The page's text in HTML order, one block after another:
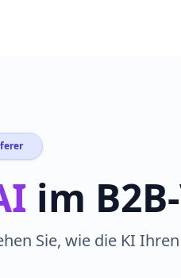
im
Sie, wie die KI